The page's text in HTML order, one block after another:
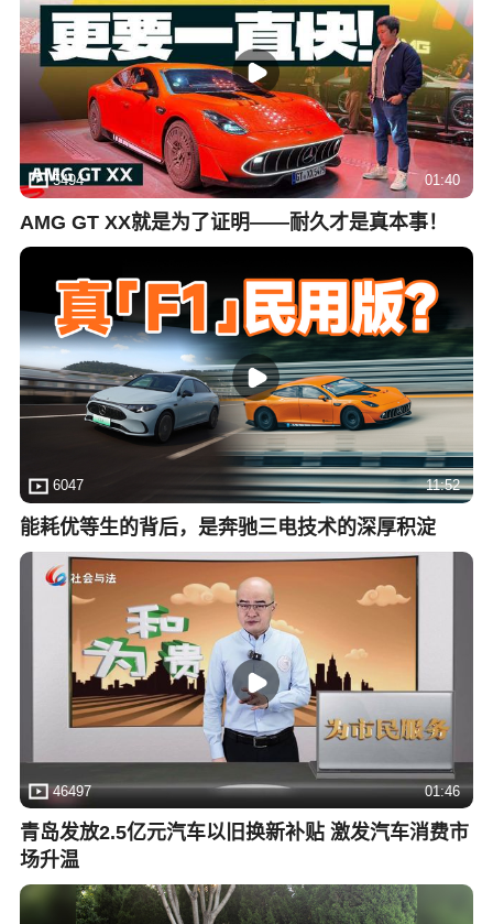
5494 01:40
AMG GT XX就是为了证明——耐久才是真本事！
6047 11:52
能耗优等生的背后，是奔驰三电技术的深厚积淀
46497 01:46
青岛发放2.5亿元汽车以旧换新补贴 激发汽车消费市
场升温